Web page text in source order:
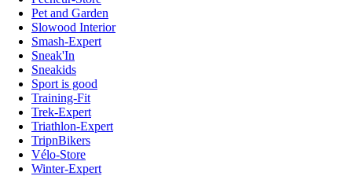
Pet and Garden
Slowood Interior
Smash-Expert
Sneak'In
Sneakids
Sport is good
Training-Fit
Trek-Expert
Triathlon-Expert
TripnBikers
Vélo-Store
Winter-Expert